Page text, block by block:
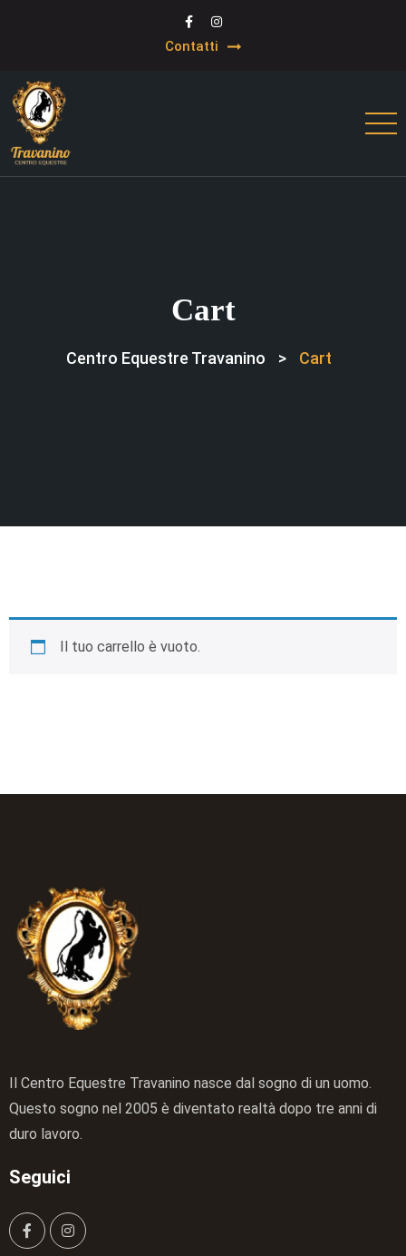
Contatti
Cart
Centro Equestre Travanino > Cart
Il tuo carrello è vuoto.
Il Centro Equestre Travanino nasce dal sogno di un uomo.
Questo sogno nel 2005 è diventato realtà dopo tre anni di
duro lavoro.
Seguici